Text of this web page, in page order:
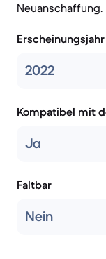
Neuanschaffung.
Erscheinungsjahr
2022
Kompatibel mit
Ja
Faltbar
Nein